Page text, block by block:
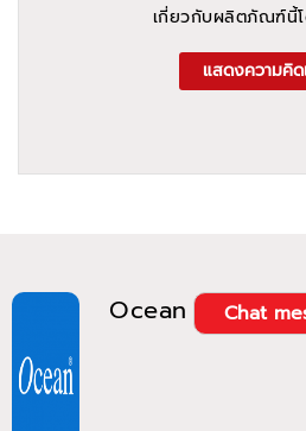
Ocean Chat
เกี่ยวกับผลิตภัณฑ์นี้
แสดงความคิด